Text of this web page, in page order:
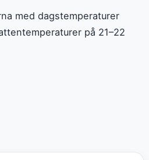
med dagstemperaturer
på 21–22